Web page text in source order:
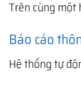
Trên cùng một
Báo cáo
Hệ thống tự